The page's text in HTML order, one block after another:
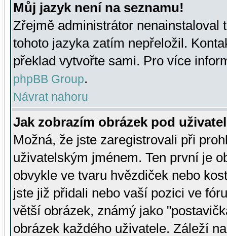
Můj jazyk není na seznamu!
Zřejmě administrátor nenainstaloval
tohoto jazyka zatím nepřeložil.
překlad vytvořte sami. Pro více
phpBB Group.
Návrat nahoru
Jak zobrazím obrázek pod
Možná, že jste zaregistrovali při
uživatelským jménem. Ten první je
obvykle ve tvaru hvězdiček nebo
jste již přidali nebo vaší pozici ve
větší obrázek, známý jako
obrázek každého uživatele. Záleží